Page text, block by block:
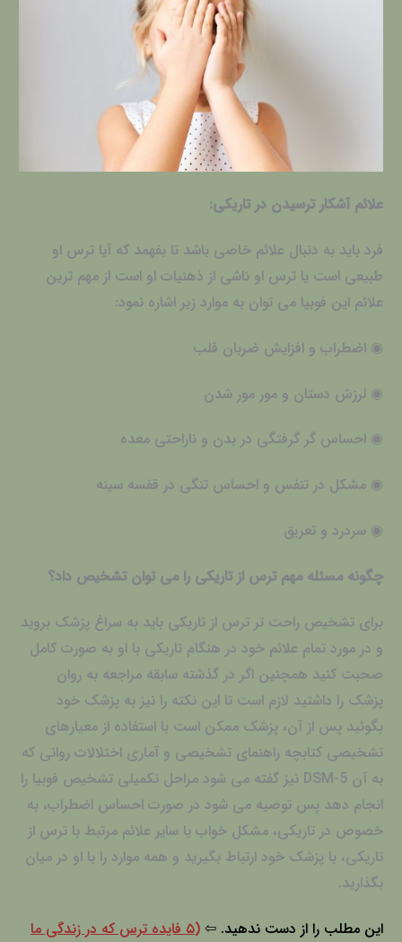
علائم آشکار ترسیدن در تاریکی:
فرد باید به دنبال علائم خاصی باشد تا بفهمد که آیا ترس او
طبیعی است یا ترس او ناشی از ذهنیات او است از مهم ترین
علائم این فوبیا می توان به موارد زیر اشاره نمود:
◉ اضطراب و افزایش ضربان قلب
◉ لرزش دستان و مور مور شدن
◉ احساس گر گرفتگی در بدن و ناراحتی معده
◉ مشکل در تنفس و احساس تنگی در قفسه سینه
◉ سردرد و تعریق
چگونه مسئله مهم ترس از تاریکی را می توان تشخیص داد؟
برای تشخیص راحت تر ترس از تاریکی باید به سراغ پزشک بروید
و در مورد تمام علائم خود در هنگام تاریکی با او به صورت کامل
صحبت کنید همچنین اگر در گذشته سابقه مراجعه به روان
پزشک را داشتید لازم است تا این نکته را نیز به پزشک خود
بگوئید پس از آن، پزشک ممکن است با استفاده از معیارهای
تشخیصی کتابچه راهنمای تشخیصی و آماری اختلالات روانی که
به آن DSM-5 نیز گفته می شود مراحل تکمیلی تشخیص فوبیا را
انجام دهد پس توصیه می شود در صورت احساس اضطراب، به
خصوص در تاریکی، مشکل خواب یا سایر علائم مرتبط با ترس از
تاریکی، با پزشک خود ارتباط بگیرید و همه موارد را با او در میان
بگذارید.
این مطلب را از دست ندهید. ⇦
(۵ فایده ترس که در زندگی ما